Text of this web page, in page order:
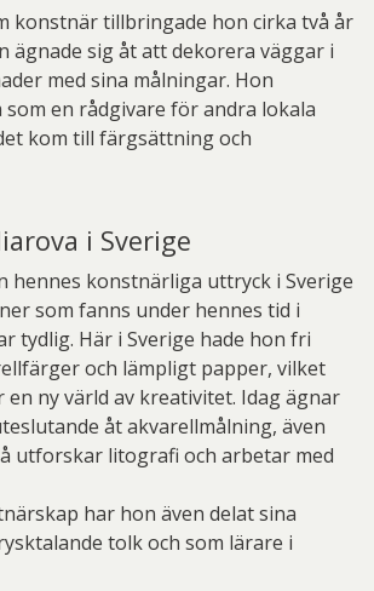
konstnär tillbringade hon cirka två år
ägnade sig åt att dekorera väggar i
med sina målningar. Hon
en rådgivare för andra lokala
kom till färgsättning och
i Sverige
hennes konstnärliga uttryck i Sverige
som fanns under hennes tid i
tydlig. Här i Sverige hade hon fri
och lämpligt papper, vilket
ny värld av kreativitet. Idag ägnar
åt akvarellmålning, även
utforskar litografi och arbetar med
har hon även delat sina
tolk och som lärare i